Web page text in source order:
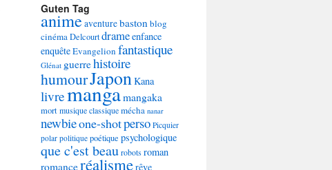
Guten Tag
animeaventurebaston blog
cinémaDelcourtdrameenfance
enquêteEvangelion fantastique
Glénat guerrehistoire
humourJapon Kana
livremangamangaka
mortmusique classiquemécha nanar
newbieone-shotperso Picquier
polar politique poétique psychologique
que c'est beaurobotsroman
romanceréalismerêve